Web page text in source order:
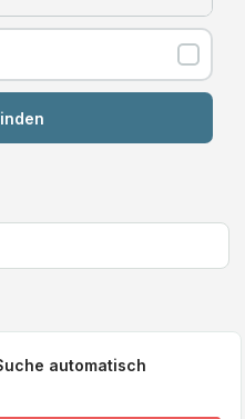
automatisch